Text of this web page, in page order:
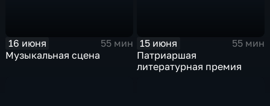
16 июня
55 мин
Музыкальная сцена
15 июня
55 мин
Патриаршая
литературная премия